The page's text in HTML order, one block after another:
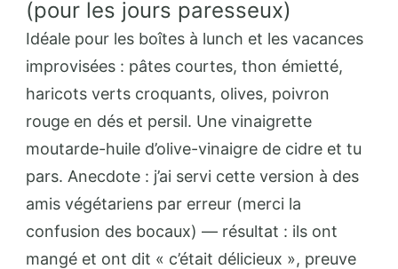
(pour les jours paresseux)
Idéale pour les boîtes à lunch et les vacances
improvisées : pâtes courtes, thon émietté,
haricots verts croquants, olives, poivron
rouge en dés et persil. Une vinaigrette
moutarde-huile d’olive-vinaigre de cidre et tu
pars. Anecdote : j’ai servi cette version à des
amis végétariens par erreur (merci la
confusion des bocaux) — résultat : ils ont
mangé et ont dit « c’était délicieux », preuve